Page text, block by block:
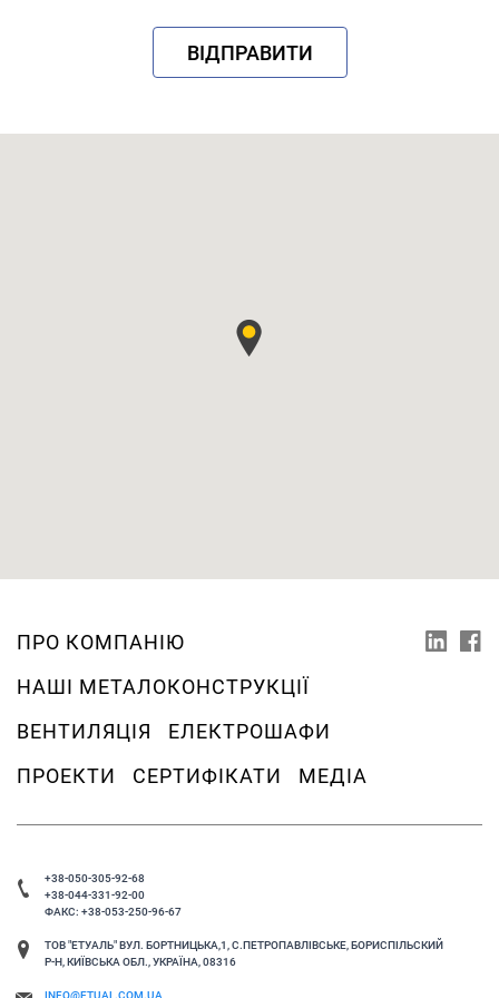
попереднє очищення, кондиціювання
(калібровка), протруєння, пакування
насіння в мішки та зберігання.
https://latifundist.com/ http://www.zerno-
ВІДПРАВИТИ
ПРО КОМПАНІЮ
НАШІ МЕТАЛОКОНСТРУКЦІЇ
ВЕНТИЛЯЦІЯ
ЕЛЕКТРОШАФИ
ПРОЕКТИ
СЕРТИФІКАТИ МЕДІА
+38-050-305-92-68
+38-044-331-92-00
ФАКС: +38-053-250-96-67
ТОВ "ЕТУАЛЬ" ВУЛ. БОРТНИЦЬКА,1, С.ПЕТРОПАВЛІВСЬКЕ, БОРИСПІЛЬСКИЙ
Р-Н, КИЇВСЬКА ОБЛ., УКРАЇНА, 08316
INFO@ETUAL.COM.UA